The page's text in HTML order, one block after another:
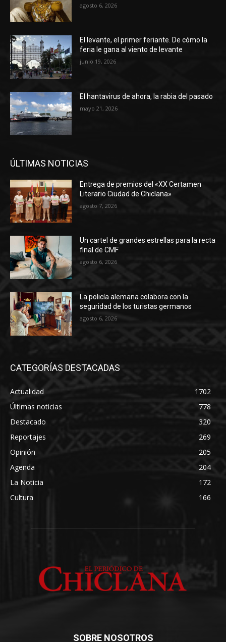
agosto 6, 2026
El levante, el primer feriante. De cómo la
feria le gana al viento de levante
junio 19, 2026
El hantavirus de ahora, la rabia del pasado
mayo 21, 2026
ÚLTIMAS NOTICIAS
Entrega de premios del «XX Certamen
Literario Ciudad de Chiclana»
agosto 7, 2026
Un cartel de grandes estrellas para la recta
final de CMF
agosto 6, 2026
La policía alemana colabora con la
seguridad de los turistas germanos
agosto 6, 2026
CATEGORÍAS DESTACADAS
Actualidad
1702
Últimas noticias
778
Destacado
320
Reportajes
269
Opinión
205
Agenda
204
La Noticia
172
Cultura
166
SOBRE NOSOTROS